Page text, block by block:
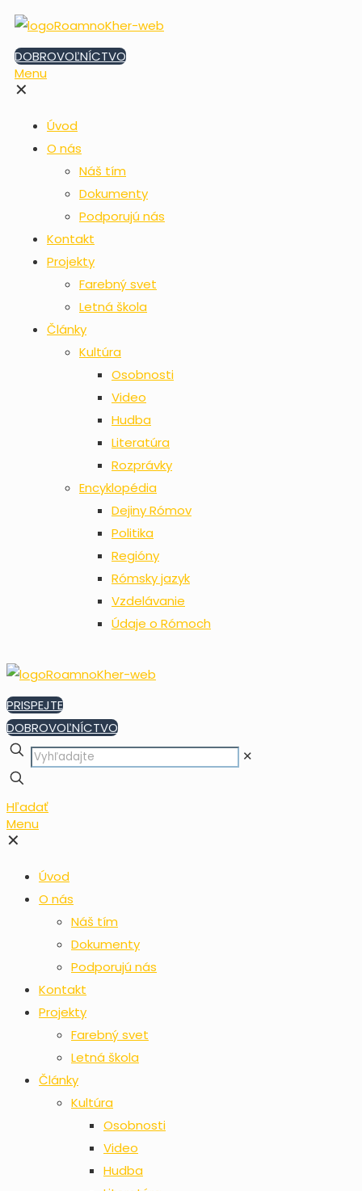
DOBROVOĽNÍCTVO
Menu
✕
Úvod
O nás
Náš tím
Dokumenty
Podporujú nás
Kontakt
Projekty
Farebný svet
Letná škola
Články
Kultúra
Osobnosti
Video
Hudba
Literatúra
Rozprávky
Encyklopédia
Dejiny Rómov
Politika
Regióny
Rómsky jazyk
Vzdelávanie
Údaje o Rómoch
PRISPEJTE
DOBROVOĽNÍCTVO
✕
Hľadať
Menu
✕
Úvod
O nás
Náš tím
Dokumenty
Podporujú nás
Kontakt
Projekty
Farebný svet
Letná škola
Články
Kultúra
Osobnosti
Video
Hudba